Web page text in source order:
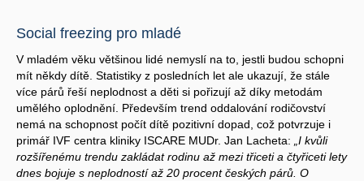
Social freezing pro mladé
V mladém věku většinou lidé nemyslí na to, jestli budou schopni
mít někdy dítě. Statistiky z posledních let ale ukazují, že stále
více párů řeší neplodnost a děti si pořizují až díky metodám
umělého oplodnění. Především trend oddalování rodičovství
nemá na schopnost počít dítě pozitivní dopad, což potvrzuje i
primář IVF centra kliniky ISCARE MUDr. Jan Lacheta:
„I kvůli
rozšířenému trendu zakládat rodinu až mezi třiceti a čtyřiceti lety
dnes bojuje s neplodností až 20 procent českých párů. O